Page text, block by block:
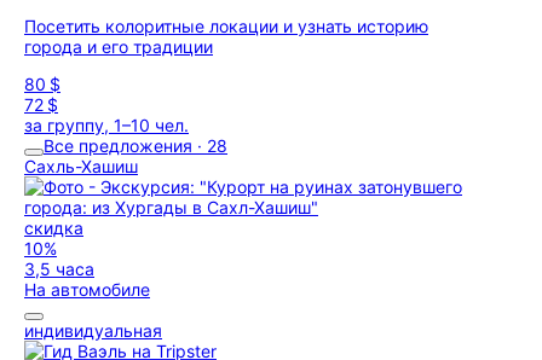
Посетить колоритные локации и узнать историю
города и его традиции
80 $
72 $
за группу, 1–10 чел.
Все предложения · 28
Сахль-Хашиш
скидка
10%
3,5 часа
На автомобиле
индивидуальная